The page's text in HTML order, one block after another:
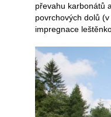
převahu karbonátů
povrchových dolů
impregnace